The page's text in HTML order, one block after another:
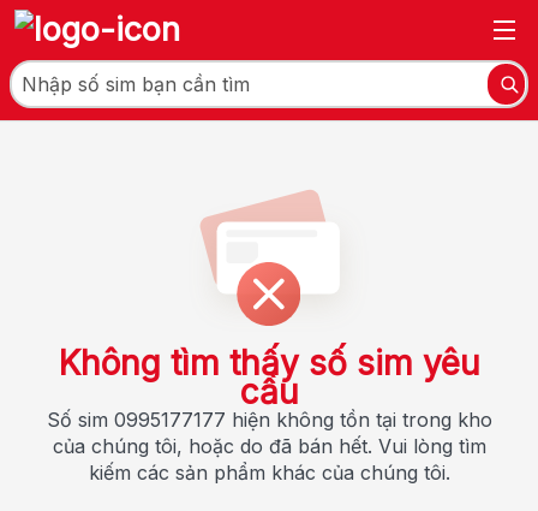
Không tìm thấy số sim yêu
cầu
Số sim 0995177177 hiện không tồn tại trong kho
của chúng tôi, hoặc do đã bán hết. Vui lòng tìm
kiếm các sản phẩm khác của chúng tôi.